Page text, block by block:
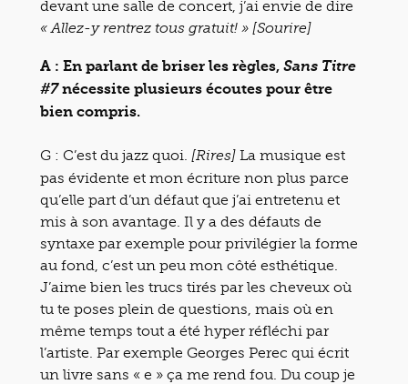
devant une salle de concert, j’ai envie de dire
« Allez-y rentrez tous gratuit! » [Sourire]
A : En parlant de briser les règles, Sans Titre
#7nécessite plusieurs écoutes pour être
bien compris.
G : C’est du jazz quoi. [Rires] La musique est
pas évidente et mon écriture non plus parce
qu’elle part d’un défaut que j’ai entretenu et
mis à son avantage. Il y a des défauts de
syntaxe par exemple pour privilégier la forme
au fond, c’est un peu mon côté esthétique.
J’aime bien les trucs tirés par les cheveux où
tu te poses plein de questions, mais où en
même temps tout a été hyper réfléchi par
l’artiste. Par exemple Georges Perec qui écrit
un livre sans « e » ça me rend fou. Du coup je